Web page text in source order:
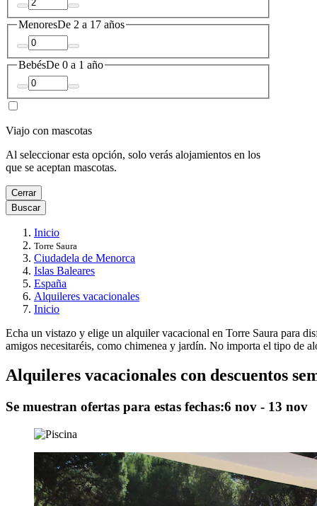
MenoresDe 2 a 17 años
BebésDe 0 a 1 año
Viajo con mascotas
Al seleccionar esta opción, solo verás alojamientos en los
que se aceptan mascotas.
Cerrar
Buscar
Inicio
Torre Saura
Ciudadela de Menorca
Islas Baleares
España
Alquileres vacacionales
Inicio
Echa un vistazo y elige un alquiler vacacional en Torre Saura para
amigos necesitaréis, como chimenea y jardín. No importa el tipo de
Alquileres vacacionales con descuentos
Se muestran ofertas para estas fechas:6 nov - 13 nov